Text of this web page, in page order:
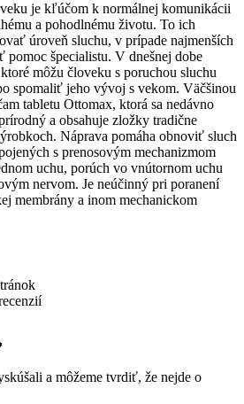
je kľúčom k normálnej komunikácii
a pohodlnému životu. To ich
úroveň sluchu, v prípade najmenších
špecialistu. V dnešnej dobe
môžu človeku s poruchou sluchu
spomaliť jeho vývoj s vekom. Väčšinou
tabletu Ottomax, ktorá sa nedávno
a obsahuje zložky tradične
Náprava pomáha obnoviť sluch
s prenosovým mechanizmom
uchu, porúch vo vnútornom uchu
nervom. Je neúčinný pri poranení
membrány a inom mechanickom
a môžeme tvrdiť, že nejde o